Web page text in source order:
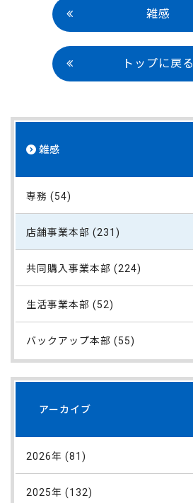
雑感
トップに戻る
雑感
専務 (54)
店舗事業本部 (231)
共同購入事業本部 (224)
生活事業本部 (52)
バックアップ本部 (55)
アーカイブ
2026年 (81)
2025年 (132)